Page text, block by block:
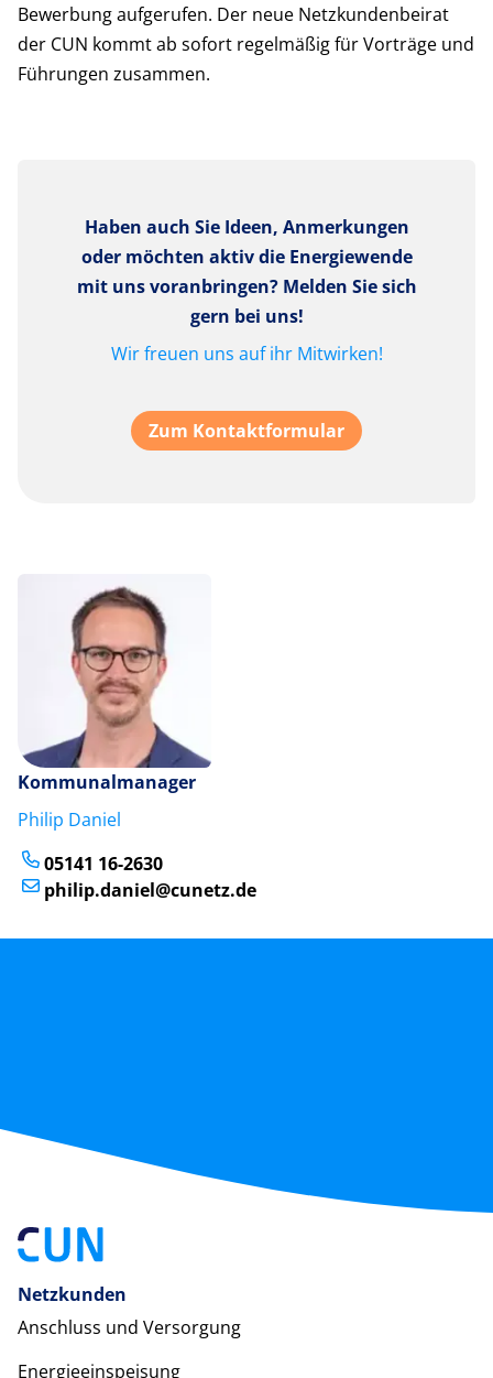
Bewerbung aufgerufen. Der neue Netzkundenbeirat
der CUN kommt ab sofort regelmäßig für Vorträge und
Führungen zusammen.
Haben auch Sie Ideen, Anmerkungen
oder möchten aktiv die Energiewende
mit uns voranbringen? Melden Sie sich
gern bei uns!
Wir freuen uns auf ihr Mitwirken!
Zum Kontaktformular
Kommunalmanager
Philip Daniel
05141 16-2630
philip.daniel@cunetz.de
Netzkunden
Anschluss und Versorgung
Energieeinspeisung